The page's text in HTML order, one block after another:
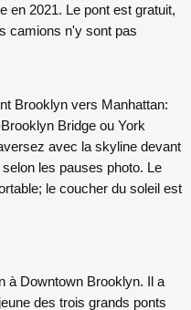
en 2021. Le pont est gratuit,
camions n'y sont pas
Brooklyn vers Manhattan:
Bridge ou York
avec la skyline devant
les pauses photo. Le
le coucher du soleil est
à Downtown Brooklyn. Il a
des trois grands ponts